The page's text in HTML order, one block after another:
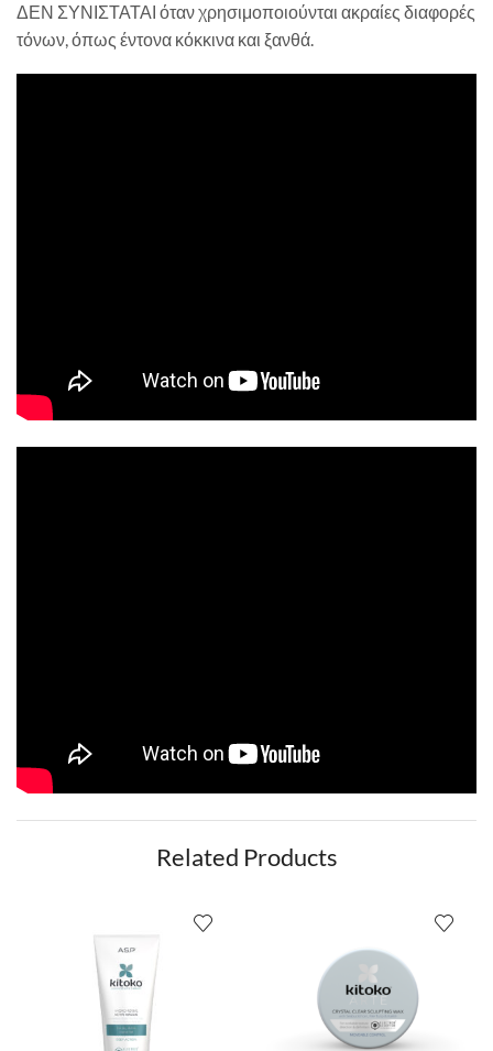
ΔΕΝ ΣΥΝΙΣΤΑΤΑΙ όταν χρησιμοποιούνται ακραίες διαφορές
τόνων, όπως έντονα κόκκινα και ξανθά.
Related Products